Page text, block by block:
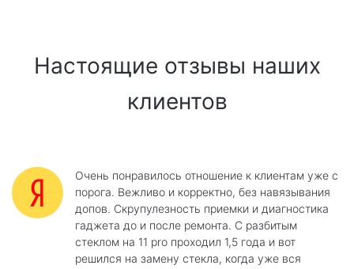
Настоящие отзывы наших
клиентов
Очень понравилось отношение к клиентам уже с
порога. Вежливо и корректно, без навязывания
допов. Скрупулезность приемки и диагностика
гаджета до и после ремонта. С разбитым
стеклом на 11 pro проходил 1,5 года и вот
решился на замену стекла, когда уже вся